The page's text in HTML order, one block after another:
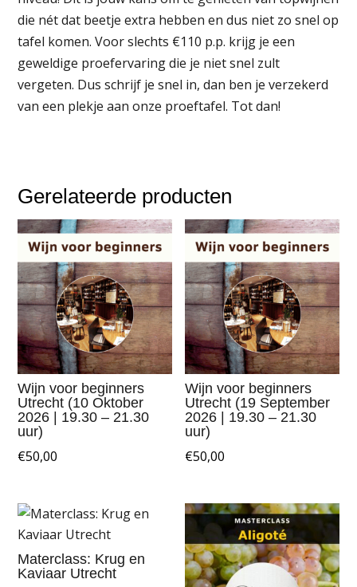
die nét dat beetje extra hebben en dus niet zo snel op
tafel komen. Voor slechts €110 p.p. krijg je een
geweldige proefervaring die je niet snel zult
vergeten. Dus schrijf je snel in, dan ben je verzekerd
van een plekje aan onze proeftafel. Tot dan!
Gerelateerde producten
Wijn voor beginners
Utrecht (10 Oktober
2026 | 19.30 – 21.30
uur)
€50,00
Wijn voor beginners
Utrecht (19 September
2026 | 19.30 – 21.30
uur)
€50,00
Materclass: Krug en
Kaviaar Utrecht